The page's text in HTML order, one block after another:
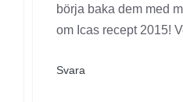
börja baka dem med
om Icas recept 2015!
Svara